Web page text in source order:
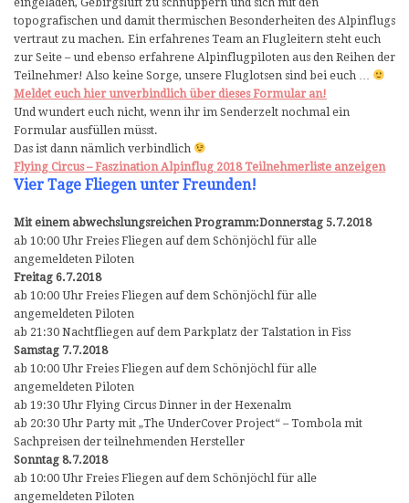
eingeladen, Gebirgsluft zu schnuppern und sich mit den
topografischen und damit thermischen Besonderheiten des Alpinflugs
vertraut zu machen. Ein erfahrenes Team an Flugleitern steht euch
zur Seite – und ebenso erfahrene Alpinflugpiloten aus den Reihen der
Teilnehmer! Also keine Sorge, unsere Fluglotsen sind bei euch …
Meldet euch hier unverbindlich über dieses Formular an!
Und wundert euch nicht, wenn ihr im Senderzelt nochmal ein
Formular ausfüllen müsst.
Das ist dann nämlich verbindlich
Flying Circus – Faszination Alpinflug 2018 Teilnehmerliste anzeigen
Vier Tage Fliegen unter Freunden!
Mit einem abwechslungsreichen Programm:Donnerstag 5.7.2018
ab 10:00 Uhr Freies Fliegen auf dem Schönjöchl für alle
angemeldeten Piloten
Freitag 6.7.2018
ab 10:00 Uhr Freies Fliegen auf dem Schönjöchl für alle
angemeldeten Piloten
ab 21:30 Nachtfliegen auf dem Parkplatz der Talstation in Fiss
Samstag 7.7.2018
ab 10:00 Uhr Freies Fliegen auf dem Schönjöchl für alle
angemeldeten Piloten
ab 19:30 Uhr Flying Circus Dinner in der Hexenalm
ab 20:30 Uhr Party mit „The UnderCover Project“ – Tombola mit
Sachpreisen der teilnehmenden Hersteller
Sonntag 8.7.2018
ab 10:00 Uhr Freies Fliegen auf dem Schönjöchl für alle
angemeldeten Piloten